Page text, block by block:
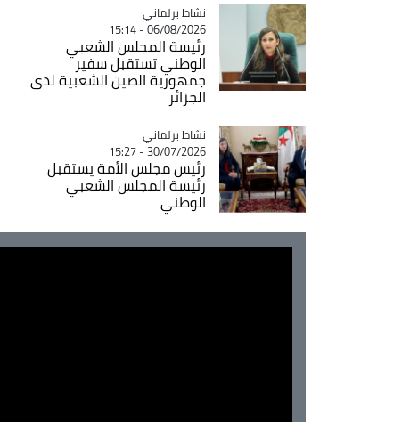
Catégorie
نشاط برلماني
06/08/2026 - 15:14
رئيسة المجلس الشعبي
الوطني تستقبل سفير
جمهورية الصين الشعبية لدى
الجزائر
Catégorie
نشاط برلماني
30/07/2026 - 15:27
رئيس مجلس الأمة يستقبل
رئيسة المجلس الشعبي
الوطني